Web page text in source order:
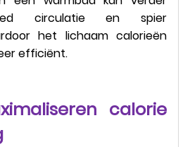
circulatie en spier
het lichaam calorieën
efficiënt.
calorie